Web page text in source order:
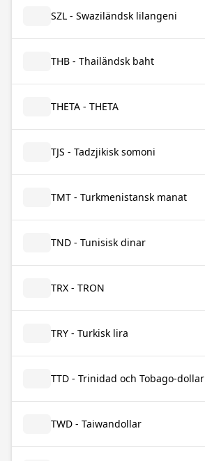
SZL - Swaziländsk lilangeni
THB - Thailändsk baht
THETA - THETA
TJS - Tadzjikisk somoni
TMT - Turkmenistansk manat
TND - Tunisisk dinar
TRX - TRON
TRY - Turkisk lira
TTD - Trinidad och Tobago-dollar
TWD - Taiwandollar